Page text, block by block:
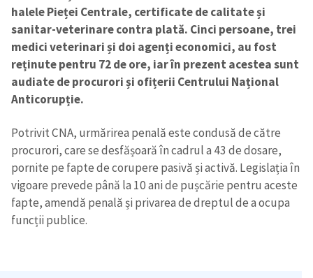
halele Pieței Centrale, certificate de calitate și
sanitar-veterinare contra plată. Cinci persoane, trei
medici veterinari și doi agenți economici, au fost
reținute pentru 72 de ore, iar în prezent acestea sunt
audiate de procurori și ofițerii Centrului Național
Anticorupție.
Potrivit CNA, urmărirea penală este condusă de către
procurori, care se desfășoară în cadrul a 43 de dosare,
pornite pe fapte de corupere pasivă și activă. Legislația în
vigoare prevede până la 10 ani de pușcărie pentru aceste
fapte, amendă penală și privarea de dreptul de a ocupa
funcții publice.